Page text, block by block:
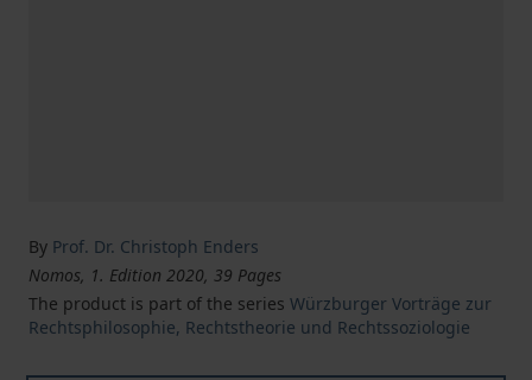
By Prof. Dr. Christoph Enders
Nomos, 1. Edition 2020, 39 Pages
The product is part of the series Würzburger Vorträge zur
Rechtsphilosophie, Rechtstheorie und Rechtssoziologie